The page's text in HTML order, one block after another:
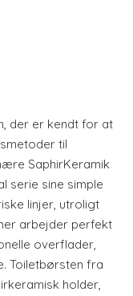
der er kendt for at
til
SaphirKeramik
serie sine simple
linjer, utroligt
arbejder perfekt
overflader,
Toiletbørsten fra
holder,